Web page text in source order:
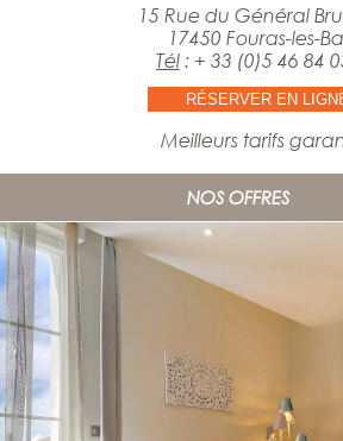
15 Rue du Général
17450 Fouras-les-
Tél : + 33 (0)5 46 84
RÉSERVER EN
Meilleurs tarifs
NOS OFFRES